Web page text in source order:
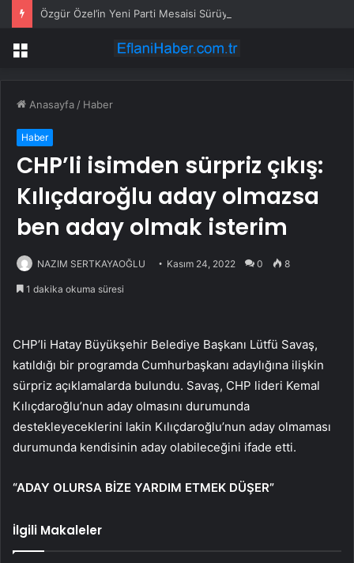
Menü
Anasayfa / Haber
Haber
CHP’li isimden sürpriz çıkış:
Kılıçdaroğlu aday olmazsa
ben aday olmak isterim
NAZIM SERTKAYAOĞLU Kasım 24, 2022 0 8
1 dakika okuma süresi
CHP’li Hatay Büyükşehir Belediye Başkanı Lütfü Savaş,
katıldığı bir programda Cumhurbaşkanı adaylığına ilişkin
sürpriz açıklamalarda bulundu. Savaş, CHP lideri Kemal
Kılıçdaroğlu’nun aday olmasını durumunda
destekleyeceklerini lakin Kılıçdaroğlu’nun aday olmaması
durumunda kendisinin aday olabileceğini ifade etti.
“ADAY OLURSA BİZE YARDIM ETMEK DÜŞER”
İlgili Makaleler